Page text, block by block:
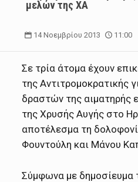
μελών της ΧΑ
14 Νοεμβρίου 2013 11:00
Σε τρία άτομα έχουν
της Αντιτρομοκρατικής
δραστών της αιματηρής
της Χρυσής Αυγής στο
αποτέλεσμα τη
Φουντούλη και Μάνου
Σύμφωνα με δημοσίευμα